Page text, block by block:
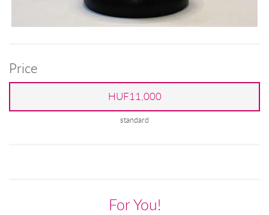
Price
HUF11,000
standard
For You!